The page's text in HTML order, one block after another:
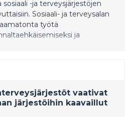
-ja terveysjärjestöjen
Sosiaali- ja terveysalan
työtä
ja
vaativat
järjestöihin kaavaillut